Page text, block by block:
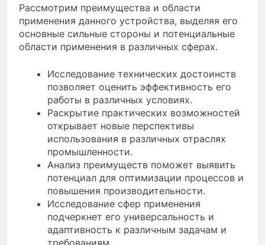
Рассмотрим преимущества и области
применения данного устройства, выделяя его
основные сильные стороны и потенциальные
области применения в различных сферах.
Исследование технических достоинств
позволяет оценить эффективность его
работы в различных условиях.
Раскрытие практических возможностей
открывает новые перспективы
использования в различных отраслях
промышленности.
Анализ преимуществ поможет выявить
потенциал для оптимизации процессов и
повышения производительности.
Исследование сфер применения
подчеркнет его универсальность и
адаптивность к различным задачам и